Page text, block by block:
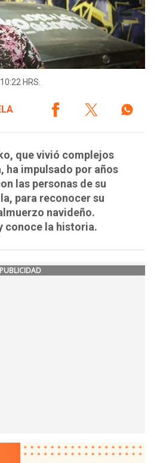
HRS.
que vivió complejos
ha impulsado por años
las personas de su
para reconocer su
navideño.
conoce la historia.
PUBLICIDAD